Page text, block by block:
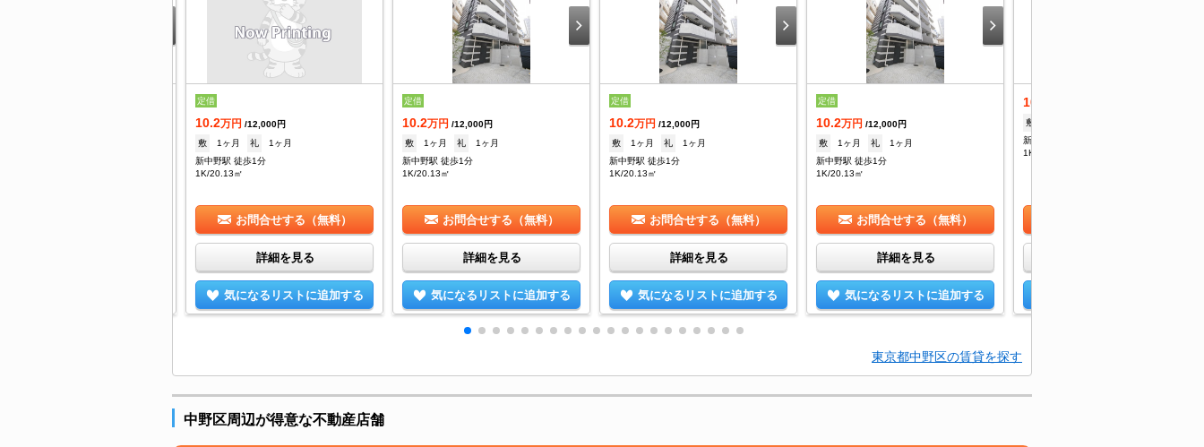
定借
10.2万円 /12,000円
敷
1ヶ月 礼
1ヶ月
新中野駅 徒歩1分
1K/20.13㎡
お問合せする（無料）
詳細を見る
気になるリストに追加する
定借
10.2万円 /12,000円
敷
1ヶ月 礼
1ヶ月
新中野駅 徒歩1分
1K/20.13㎡
お問合せする（無料）
詳細を見る
気になるリストに追加する
定借
10.2万円 /12,000円
敷
1ヶ月 礼
1ヶ月
新中野駅 徒歩1分
1K/20.13㎡
お問合せする（無料）
詳細を見る
気になるリストに追加する
定借
10.2万円 /12,000円
敷
1ヶ月 礼
1ヶ月
新中野駅 徒歩1分
1K/20.13㎡
お問合せする（無料）
詳細を見る
気になるリストに追加する
10.2
敷
新中野駅 徒歩1分
1K/20.13㎡
東京都中野区の賃貸を探す
中野区周辺が得意な不動産店舗